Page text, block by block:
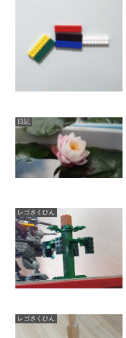
日記
レゴさくひん
レゴさくひん